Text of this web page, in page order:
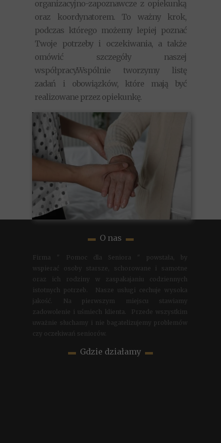
organizacyjno-zapoznawcze z opiekunką
oraz koordynatorem. To ważny krok,
podczas którego możemy lepiej poznać
Twoje potrzeby i oczekiwania, a także
omówić szczegóły naszej
współpracy.Wspólnie tworzymy listę
zadań i obowiązków, które mają być
realizowane przez opiekunkę.
▬ O nas ▬
Firma " Pomoc dla Seniora " powstała, by
wspierać osoby starsze, schorowane i samotne
oraz ich rodziny w zaspakajaniu codziennych
istotnych potrzeb. Nasze usługi cechuje wysoka
jakość. Na pierwszym miejscu stawiamy
zadowolenie i uśmiech klienta. Przede wszystkim
uważnie słuchamy i nie bagatelizujemy problemów
czy oczekiwań seniorów.
▬ Gdzie działamy ▬